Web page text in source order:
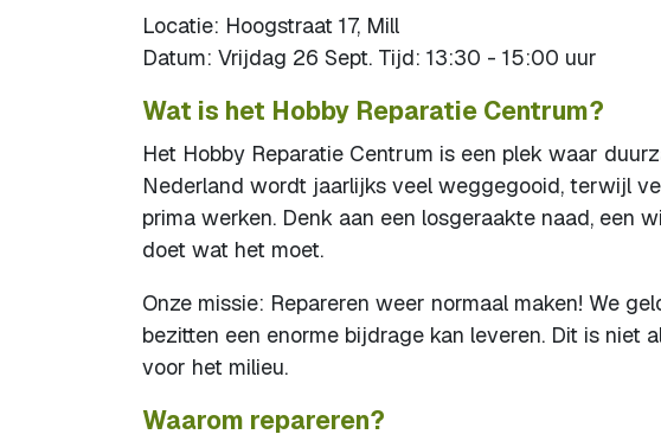
Locatie: Hoogstraat 17, Mill
Datum: Vrijdag 26 Sept. Tijd: 13:30 - 15:00 uur
Wat is het Hobby Reparatie Centrum?
Het Hobby Reparatie Centrum is een plek waar
Nederland wordt jaarlijks veel weggegooid, terwijl
prima werken. Denk aan een losgeraakte naad, een
doet wat het moet.
Onze missie: Repareren weer normaal maken! We
bezitten een enorme bijdrage kan leveren. Dit is niet
voor het milieu.
Waarom repareren?